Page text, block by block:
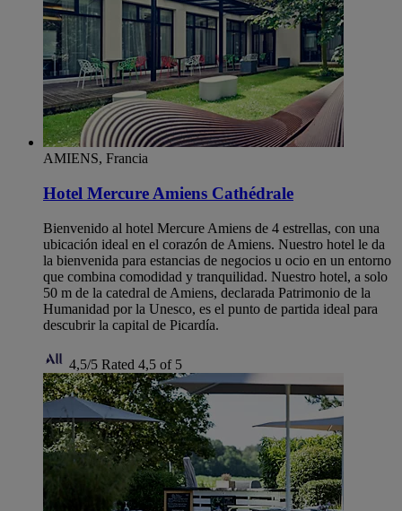
AMIENS, Francia
Hotel Mercure Amiens Cathédrale
Bienvenido al hotel Mercure Amiens de 4 estrellas, con una
ubicación ideal en el corazón de Amiens. Nuestro hotel le da
la bienvenida para estancias de negocios u ocio en un entorno
que combina comodidad y tranquilidad. Nuestro hotel, a solo
50 m de la catedral de Amiens, declarada Patrimonio de la
Humanidad por la Unesco, es el punto de partida ideal para
descubrir la capital de Picardía.
4,5/5 Rated 4,5 of 5